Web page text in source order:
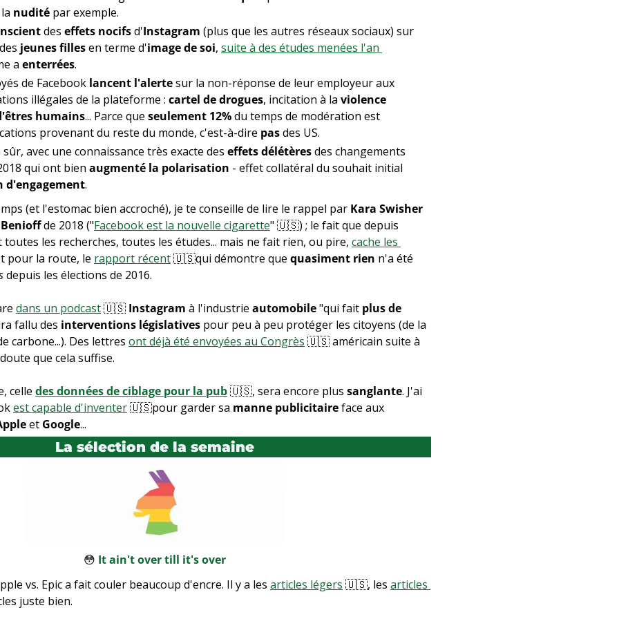
nudité par exemple.
des effets nocifs d'Instagram (plus que les autres réseaux sociaux) sur
jeunes filles en terme d'image de soi, suite à des études menées l'an
a enterrées.
de Facebook lancent l'alerte sur la non-réponse de leur employeur aux
illégales de la plateforme : cartel de drogues, incitation à la violence
humains... Parce que seulement 12% du temps de modération est
provenant du reste du monde, c'est-à-dire pas des US.
avec une connaissance très exacte des effets délétères des changements
qui ont bien augmenté la polarisation - effet collatéral du souhait initial
.
(et l'estomac bien accroché), je te conseille de lire le rappel par Kara Swisher
de 2018 ("Facebook est la nouvelle cigarette" 🇺🇸) ; le fait que depuis
les recherches, toutes les études... mais ne fait rien, ou pire, cache les
pour la route, le rapport récent🇺🇸qui démontre que quasiment rien n'a été
depuis les élections de 2016.
dans un podcast🇺🇸 Instagram à l'industrie automobile "qui fait plus de
fallu des interventions législatives pour peu à peu protéger les citoyens (de la
carbone...). Des lettres ont déjà été envoyées au Congrès 🇺🇸 américain suite à
que cela suffise.
celle des données de ciblage pour la pub🇺🇸, sera encore plus sanglante. J'ai
est capable d'inventer🇺🇸pour garder sa manne publicitaire face aux
et Google...
La sélection de la semaine
😳 It ain't over till it's over
vs. Epic a fait couler beaucoup d'encre. Il y a les articles légers 🇺🇸, les articles
juste bien.